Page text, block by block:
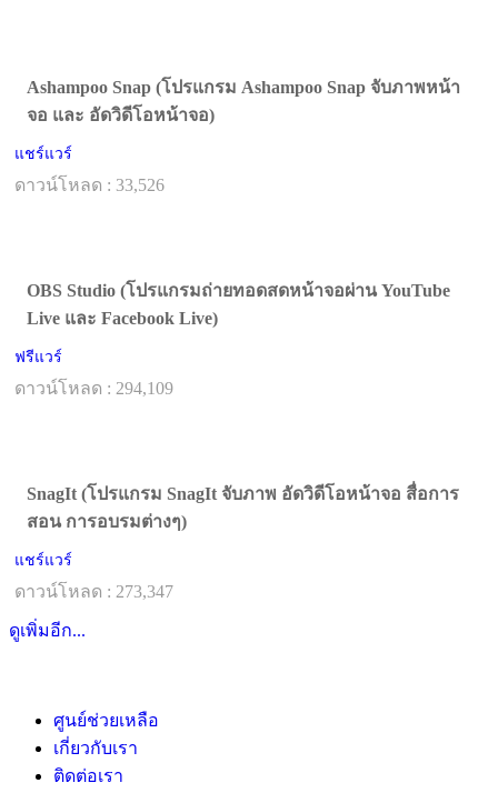
Ashampoo Snap (โปรแกรม Ashampoo Snap จับภาพหน้า
จอ และ อัดวิดีโอหน้าจอ)
แชร์แวร์
ดาวน์โหลด : 33,526
OBS Studio (โปรแกรมถ่ายทอดสดหน้าจอผ่าน YouTube
Live และ Facebook Live)
ฟรีแวร์
ดาวน์โหลด : 294,109
SnagIt (โปรแกรม SnagIt จับภาพ อัดวิดีโอหน้าจอ สื่อการ
สอน การอบรมต่างๆ)
แชร์แวร์
ดาวน์โหลด : 273,347
ดูเพิ่มอีก...
ศูนย์ช่วยเหลือ
เกี่ยวกับเรา
ติดต่อเรา